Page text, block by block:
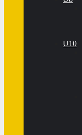
U10